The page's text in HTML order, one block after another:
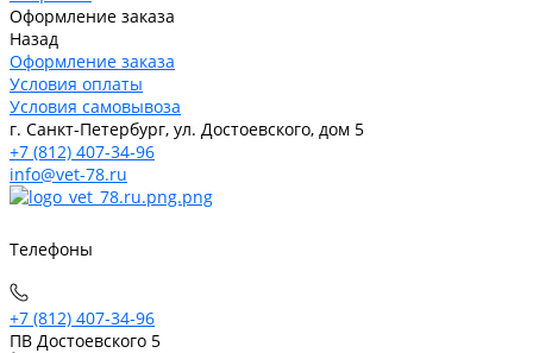
Оформление заказа
Назад
Оформление заказа
Условия оплаты
Условия самовывоза
г. Санкт-Петербург, ул. Достоевского, дом 5
+7 (812) 407-34-96
info@vet-78.ru
Телефоны
+7 (812) 407-34-96
ПВ Достоевского 5